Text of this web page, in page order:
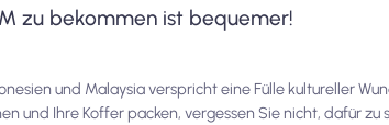
zu bekommen ist bequemer!
und Malaysia verspricht eine Fülle kultureller
und Ihre Koffer packen, vergessen Sie nicht, dafür